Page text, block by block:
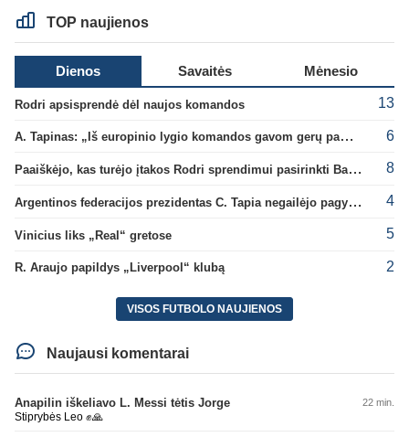
TOP naujienos
Dienos Savaitės Mėnesio
Rodri apsisprendė dėl naujos komandos 13
A. Tapinas: „Iš europinio lygio komandos gavom gerų pamokų“ 6
Paaiškėjo, kas turėjo įtakos Rodri sprendimui pasirinkti Barselonos pusę 8
Argentinos federacijos prezidentas C. Tapia negailėjo pagyrų G. Infantino 4
Vinicius liks „Real“ gretose 5
R. Araujo papildys „Liverpool“ klubą 2
VISOS FUTBOLO NAUJIENOS
Naujausi komentarai
Anapilin iškeliavo L. Messi tėtis Jorge 22 min.
Stiprybės Leo ✊🙏